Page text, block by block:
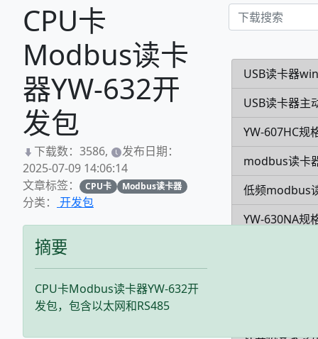
USB读卡器
USB读卡器主
YW-607HC规
modbus读卡
低频modbus
YW-630NA规
计算机登录专
CPU卡
Modbus读卡
器YW-632开
发包
下载数：3586,
发布日期：
2025-07-09 14:06:14
文章标签：
CPU卡 Modbus读卡器
分类： 开发包
摘要
CPU卡Modbus读卡器YW-632开
发包，包含以太网和RS485